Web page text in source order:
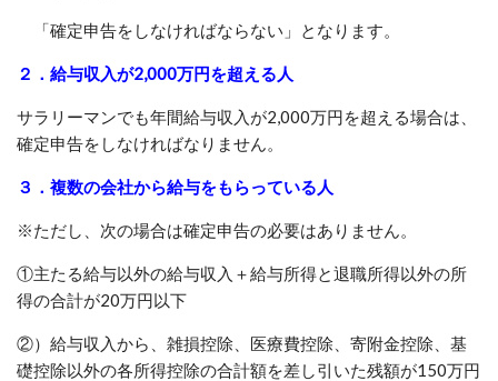
「確定申告をしなければならない」となります。
２．給与収入が2,000万円を超える人
サラリーマンでも年間給与収入が2,000万円を超える場合は、
確定申告をしなければなりません。
３．複数の会社から給与をもらっている人
※ただし、次の場合は確定申告の必要はありません。
①主たる給与以外の給与収入＋給与所得と退職所得以外の所
得の合計が20万円以下
②）給与収入から、雑損控除、医療費控除、寄附金控除、基
礎控除以外の各所得控除の合計額を差し引いた残額が150万円